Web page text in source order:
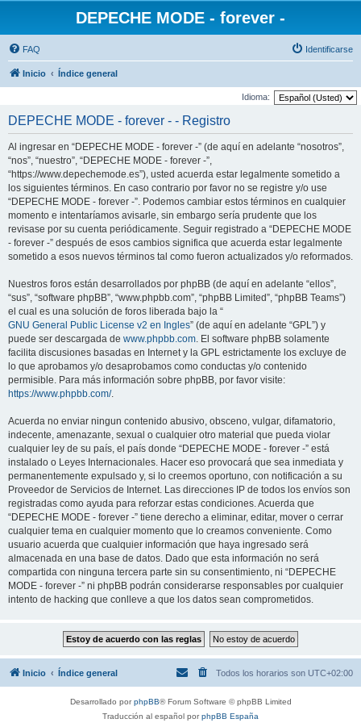
DEPECHE MODE - forever -
FAQ Identificarse
Inicio Índice general
Idioma:
DEPECHE MODE - forever - - Registro
Al ingresar en “DEPECHE MODE - forever -” (de aquí en adelante “nosotros”,
“nos”, “nuestro”, “DEPECHE MODE - forever -”,
“https://www.depechemode.es”), usted acuerda estar legalmente sometido a
los siguientes términos. En caso contrario por favor no se registre y/o use
“DEPECHE MODE - forever -”. Podemos cambiar estos términos en cualquier
momento e intentaríamos avisarle, sin embargo sería prudente que los
revisase por su cuenta periódicamente. Seguir registrado a “DEPECHE MODE
- forever -” después de esos cambios significa que acuerda estar legalmente
sometido a esos nuevos términos tal como fueron actualizados y/o reformados.
Nuestros foros están desarrollados por phpBB (de aquí en adelante “ellos”,
“sus”, “software phpBB”, “www.phpbb.com”, “phpBB Limited”, “phpBB Teams”)
el cual es una solución de foros liberada bajo la “
GNU General Public License v2 en Ingles” (de aquí en adelante “GPL”) y
puede ser descargada de www.phpbb.com. El software phpBB solamente
facilita discusiones basadas en Internet y la GPL estrictamente los excluye de
lo que aprobamos y/o desaprobamos como conductas y/o contenido
permisible. Para más información sobre phpBB, por favor visite:
https://www.phpbb.com/.
Acuerda no enviar ningun contenido abusivo, obsceno, vulgar, difamatorio,
indecente, amenazante, sexual o cualquier otro material que pueda violar
cualquier ley de su país, el país donde “DEPECHE MODE - forever -” está
instalado o Leyes Internacionales. Hacer eso provocará que sea inmediata y
permanentemente expulsado y, si lo creemos oportuno, con notificación a su
Proveedor de Servicios de Internet. Las direcciones IP de todos los envíos son
registradas como ayuda para reforzar estas condiciones. Acuerda que
“DEPECHE MODE - forever -” tiene derecho a eliminar, editar, mover o cerrar
cualquier tema en cualquier momento que lo creamos conveniente. Como
usuario acuerda que cualquier información que haya ingresado será
almacenada en una base de datos. Dado que esta información no será
compartida con ninguna tercera parte sin su consentimiento, ni “DEPECHE
MODE - forever -” ni phpBB podrán considerarse responsables por cualquier
intento de hacking que conlleve a que los datos sean comprometidos.
Inicio Índice general Todos los horarios son UTC+02:00
Desarrollado porphpBB® Forum Software © phpBB Limited
Traducción al español porphpBB España